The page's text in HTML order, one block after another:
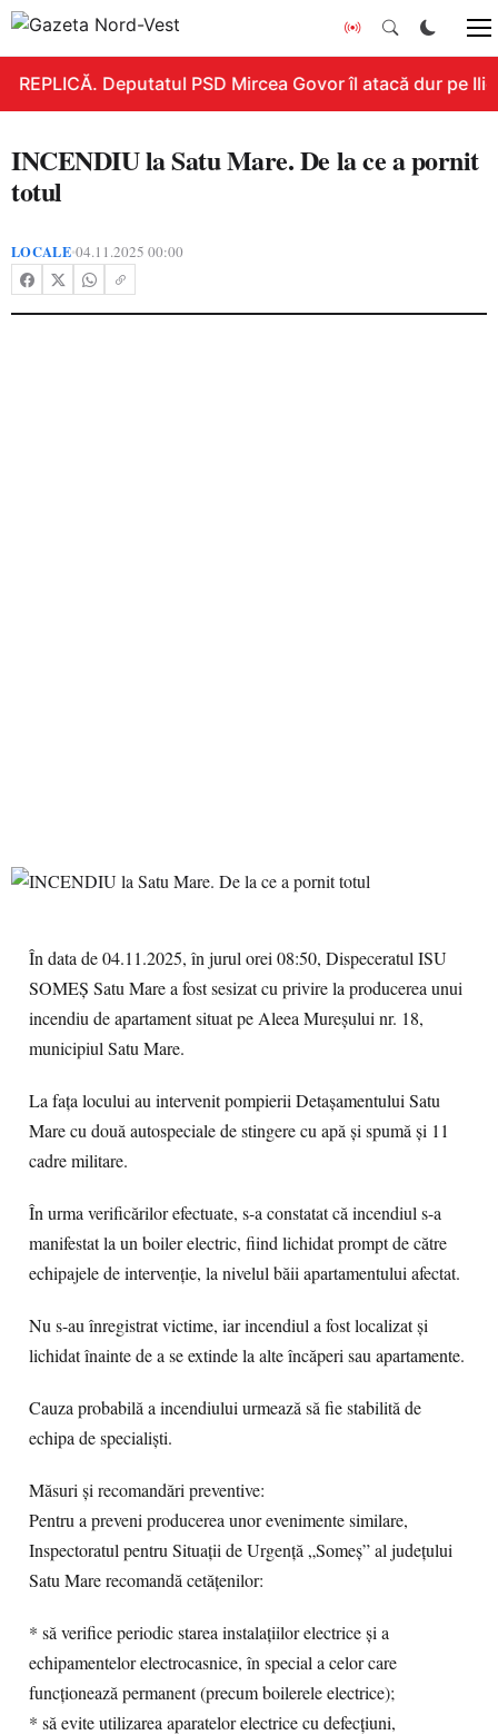
REPLICĂ. Deputatul PSD Mircea Govor îl atacă dur pe
INCENDIU la Satu Mare. De la ce a pornit
totul
LOCALE•04.11.2025 00:00
În data de 04.11.2025, în jurul orei 08:50, Dispeceratul ISU
SOMEȘ Satu Mare a fost sesizat cu privire la producerea unui
incendiu de apartament situat pe Aleea Mureșului nr. 18,
municipiul Satu Mare.
La fața locului au intervenit pompierii Detașamentului Satu
Mare cu două autospeciale de stingere cu apă și spumă și 11
cadre militare.
În urma verificărilor efectuate, s-a constatat că incendiul s-a
manifestat la un boiler electric, fiind lichidat prompt de către
echipajele de intervenție, la nivelul băii apartamentului afectat.
Nu s-au înregistrat victime, iar incendiul a fost localizat și
lichidat înainte de a se extinde la alte încăperi sau apartamente.
Cauza probabilă a incendiului urmează să fie stabilită de
echipa de specialiști.
Măsuri și recomandări preventive:
Pentru a preveni producerea unor evenimente similare,
Inspectoratul pentru Situații de Urgență „Someș” al județului
Satu Mare recomandă cetățenilor:
* să verifice periodic starea instalațiilor electrice și a
echipamentelor electrocasnice, în special a celor care
funcționează permanent (precum boilerele electrice);
* să evite utilizarea aparatelor electrice cu defecțiuni,